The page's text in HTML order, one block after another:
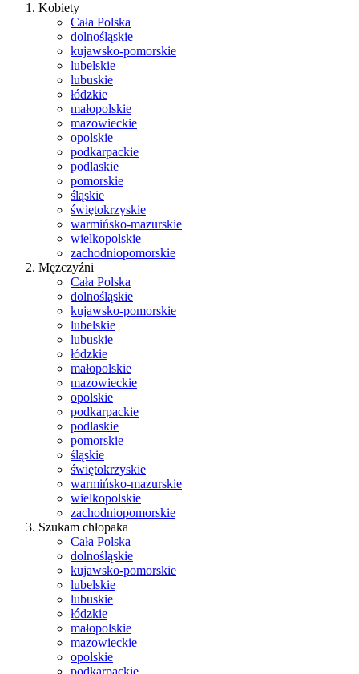
Kobiety
Cała Polska
dolnośląskie
kujawsko-pomorskie
lubelskie
lubuskie
łódzkie
małopolskie
mazowieckie
opolskie
podkarpackie
podlaskie
pomorskie
śląskie
świętokrzyskie
warmińsko-mazurskie
wielkopolskie
zachodniopomorskie
Mężczyźni
Cała Polska
dolnośląskie
kujawsko-pomorskie
lubelskie
lubuskie
łódzkie
małopolskie
mazowieckie
opolskie
podkarpackie
podlaskie
pomorskie
śląskie
świętokrzyskie
warmińsko-mazurskie
wielkopolskie
zachodniopomorskie
Szukam chłopaka
Cała Polska
dolnośląskie
kujawsko-pomorskie
lubelskie
lubuskie
łódzkie
małopolskie
mazowieckie
opolskie
podkarpackie